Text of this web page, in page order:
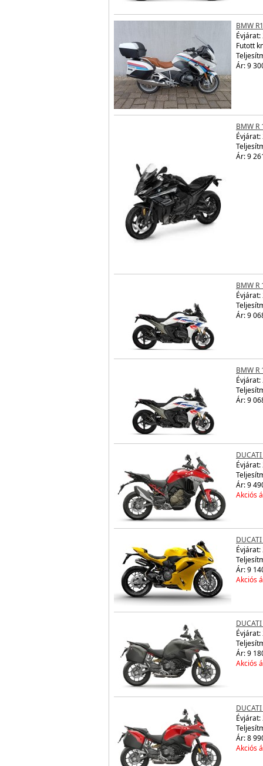
BMW
Évjárat:
Futott
Ár: 9
BMW R
Évjárat:
Ár: 9
BMW R
Évjárat:
Ár: 9
BMW R
Évjárat:
Ár: 9
Évjárat:
Ár: 9
Akciós
Évjárat:
Ár: 9
Akciós
Évjárat:
Ár: 9
Akciós
Évjárat:
Ár: 8
Akciós